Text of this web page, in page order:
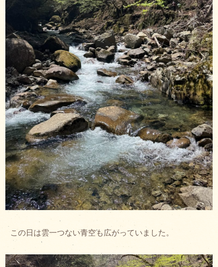
この日は雲一つない青空も広がっていました。